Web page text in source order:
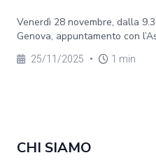
Venerdì 28 novembre, dalla
Genova, appuntamento con
25/11/2025 • 1 min
CHI SIAMO